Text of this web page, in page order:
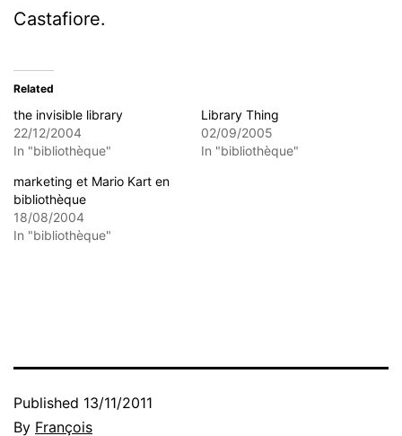
Castafiore.
Related
the invisible library
22/12/2004
In "bibliothèque"
Library Thing
02/09/2005
In "bibliothèque"
marketing et Mario Kart en
bibliothèque
18/08/2004
In "bibliothèque"
Published 13/11/2011
By François